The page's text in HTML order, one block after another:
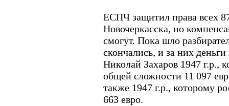
ЕСПЧ защитил права всех
Новочеркасска, но
смогут. Пока шло
скончались, и за них
Николай Захаров 1947 г.р.,
общей сложности 11 097
также 1947 г.р., которому
663 евро.